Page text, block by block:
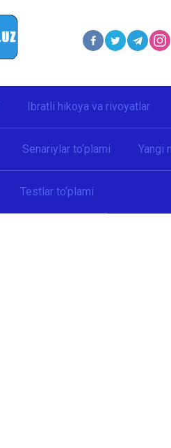
Ibratli hikoya va rivoyatlar
Senariylar to‘plami Yangi
Testlar to‘plami